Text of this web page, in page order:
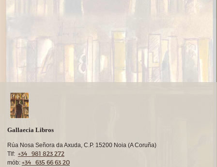
Gallaecia Libros
Rúa Nosa Señora da Axuda, C.P. 15200 Noia (A Coruña)
Tlf: +34 981 823 272
mób: +34 635 66 63 20